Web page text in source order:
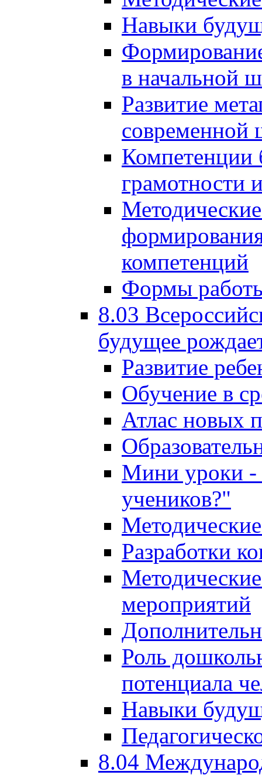
Навыки
в начальной
Развитие
современной
Компетенции
грамотности
компетенций
Формы
8.03
будущее
Развитие
Обучение в
Атлас новых
Мини уроки -
учеников?"
Разработки
мероприятий
Роль
потенциала
Навыки
8.04